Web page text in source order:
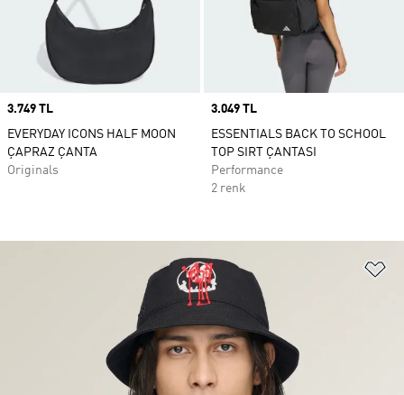
Price
3.749 TL
EVERYDAY ICONS HALF MOON
ÇAPRAZ ÇANTA
Originals
Price
3.049 TL
ESSENTIALS BACK TO SCHOOL
TOP SIRT ÇANTASI
Performance
2 renk